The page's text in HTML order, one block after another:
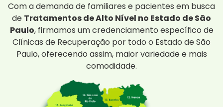
Com a demanda de familiares e pacientes em busca
de Tratamentos de Alto Nível no Estado de São
Paulo, firmamos um credenciamento específico de
Clínicas de Recuperação por todo o Estado de São
Paulo, oferecendo assim, maior variedade e mais
comodidade.